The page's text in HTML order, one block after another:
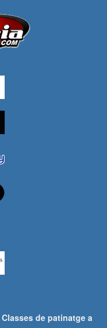
de patinatge a